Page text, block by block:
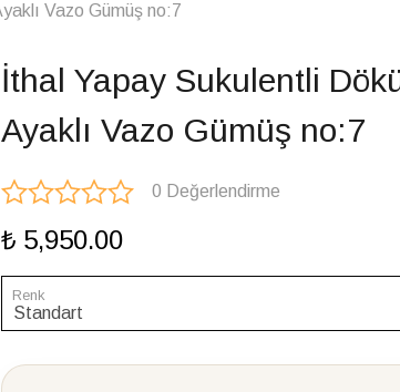
Vazo Gümüş no:7
İthal Yapay Sukulentli
Ayaklı Vazo Gümüş no:7
0 Değerlendirme
₺ 5,950.00
Renk